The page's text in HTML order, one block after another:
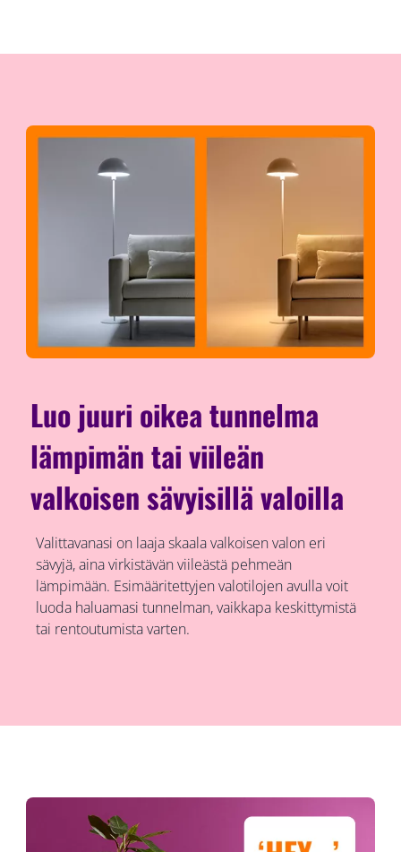
Luo juuri oikea tunnelma
lämpimän tai viileän
valkoisen sävyisillä valoilla
Valittavanasi on laaja skaala valkoisen valon eri
sävyjä, aina virkistävän viileästä pehmeän
lämpimään. Esimääritettyjen valotilojen avulla voit
luoda haluamasi tunnelman, vaikkapa keskittymistä
tai rentoutumista varten.